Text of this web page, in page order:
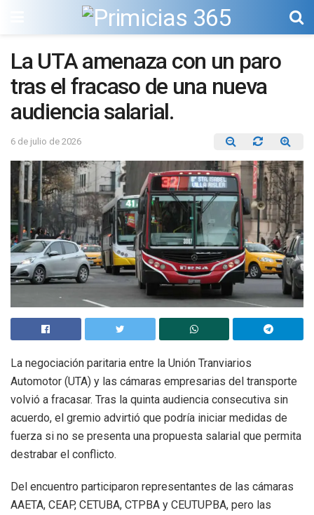
La UTA amenaza con un paro
tras el fracaso de una nueva
audiencia salarial.
6 de julio de 2026
La negociación paritaria entre la Unión Tranviarios
Automotor (UTA) y las cámaras empresarias del transporte
volvió a fracasar. Tras la quinta audiencia consecutiva sin
acuerdo, el gremio advirtió que podría iniciar medidas de
fuerza si no se presenta una propuesta salarial que permita
destrabar el conflicto.
Del encuentro participaron representantes de las cámaras
AAETA, CEAP, CETUBA, CTPBA y CEUTUPBA, pero las